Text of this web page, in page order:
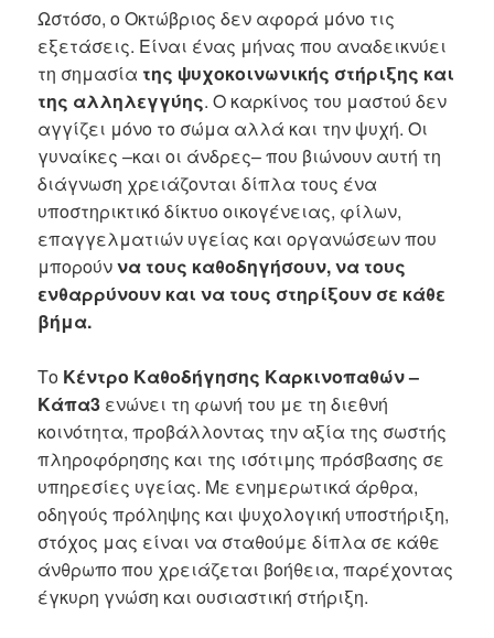
Ωστόσο, ο Οκτώβριος δεν αφορά μόνο τις
εξετάσεις. Είναι ένας μήνας που αναδεικνύει
τη σημασία της ψυχοκοινωνικής στήριξης και
της αλληλεγγύης. Ο καρκίνος του μαστού δεν
αγγίζει μόνο το σώμα αλλά και την ψυχή. Οι
γυναίκες –και οι άνδρες– που βιώνουν αυτή τη
διάγνωση χρειάζονται δίπλα τους ένα
υποστηρικτικό δίκτυο οικογένειας, φίλων,
επαγγελματιών υγείας και οργανώσεων που
μπορούννα τους καθοδηγήσουν, να τους
ενθαρρύνουν και να τους στηρίξουν σε κάθε
βήμα.
Το Κέντρο Καθοδήγησης Καρκινοπαθών –
Κάπα3 ενώνει τη φωνή του με τη διεθνή
κοινότητα, προβάλλοντας την αξία της σωστής
πληροφόρησης και της ισότιμης πρόσβασης σε
υπηρεσίες υγείας. Με ενημερωτικά άρθρα,
οδηγούς πρόληψης και ψυχολογική υποστήριξη,
στόχος μας είναι να σταθούμε δίπλα σε κάθε
άνθρωπο που χρειάζεται βοήθεια, παρέχοντας
έγκυρη γνώση και ουσιαστική στήριξη.